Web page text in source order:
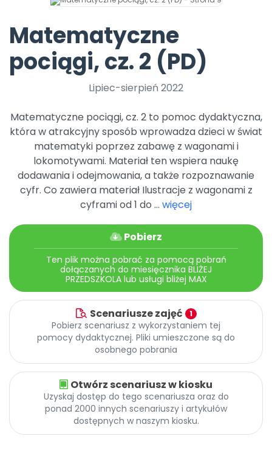
Archiwalne numery
Pomoc
Matematyczne
pociągi, cz. 2 (PD)
Lipiec-sierpień 2022
Matematyczne pociągi, cz. 2 to pomoc dydaktyczna,
która w atrakcyjny sposób wprowadza dzieci w świat
matematyki poprzez zabawę z wagonami i
lokomotywami. Materiał ten wspiera naukę
dodawania i odejmowania, a także rozpoznawanie
cyfr. Co zawiera materiał Ilustracje z wagonami z
cyframi od 1 do ... więcej
Pobierz
Ten plik można pobrać za pomocą pobrań
dołączanych do miesięcznika BLIŻEJ
PRZEDSZKOLA lub usługi bliżej MAX
Scenariusze zajęć 1
Pobierz scenariusz z wykorzystaniem tej
pomocy dydaktycznej. Pliki umieszczone są do
osobnego pobrania
Otwórz scenariusz w kiosku
Uzyskaj dostęp do tego scenariusza oraz do
ponad 2000 innych scenariuszy i artykułów
dostępnych w naszym kiosku.